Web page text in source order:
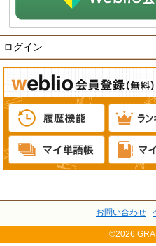
ログイン
お問い合わせ
©2026